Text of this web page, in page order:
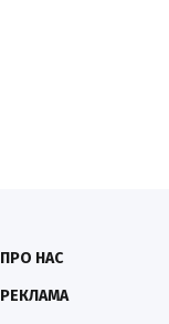
ПРО НАС
РЕКЛАМА